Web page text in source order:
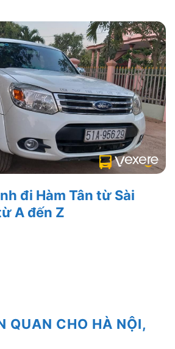
đi Hàm Tân từ Sài
A đến Z
QUAN CHO HÀ NỘI,